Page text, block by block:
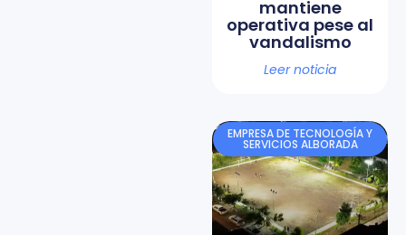
mantiene
operativa pese al
vandalismo
Leer noticia
EMPRESA DE TECNOLOGÍA Y
SERVICIOS ALBORADA